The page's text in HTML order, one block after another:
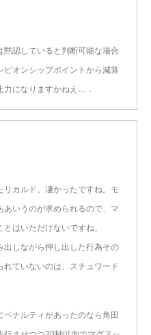
認していると判断可能な場合
ピオンシップポイントから減算
力になりますかねえ…．
カルド。凄かったですね。モ
いうのが求められるので、マ
はいただけないですね。
出しながら押し出した行為その
れていないのは、スチュワード
ナルティがあったのなら角田